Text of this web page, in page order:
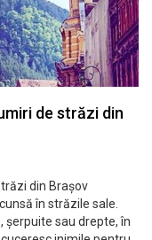
de străzi din
din Brașov
în străzile sale.
șerpuite sau drepte, în